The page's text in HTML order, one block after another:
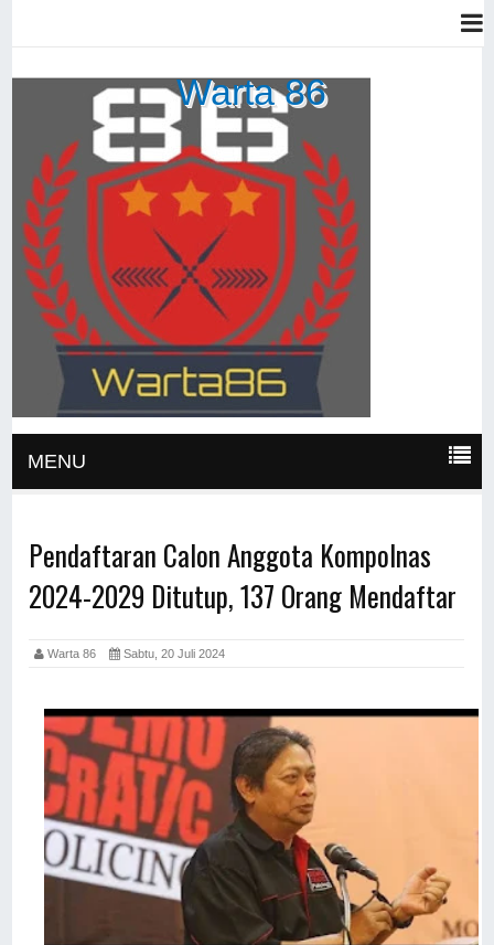
Warta 86
MENU
Pendaftaran Calon Anggota Kompolnas
2024-2029 Ditutup, 137 Orang Mendaftar
Warta 86 Sabtu, 20 Juli 2024